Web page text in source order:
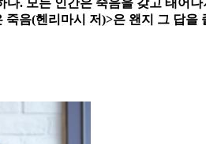
. 모든 인간은 죽음을 갖고 태어
음(헨리마시 저)>은 왠지 그 답을